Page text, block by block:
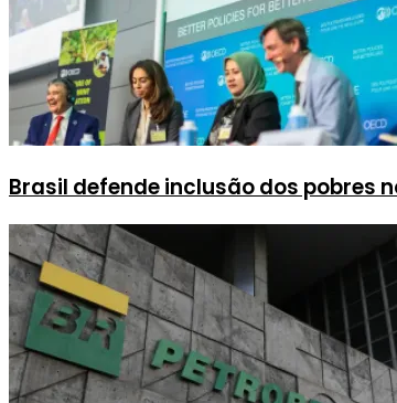
Brasil defende inclusão dos pobres